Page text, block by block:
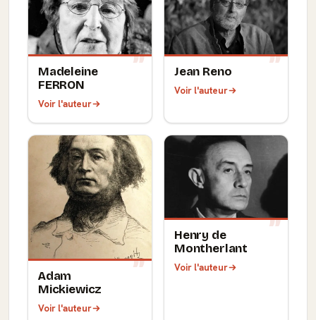
Madeleine
FERRON
Voir l'auteur
Jean Reno
Voir l'auteur
Adam
Mickiewicz
Voir l'auteur
Henry de
Montherlant
Voir l'auteur